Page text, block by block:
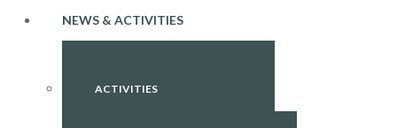
NEWS & ACTIVITIES
ACTIVITIES